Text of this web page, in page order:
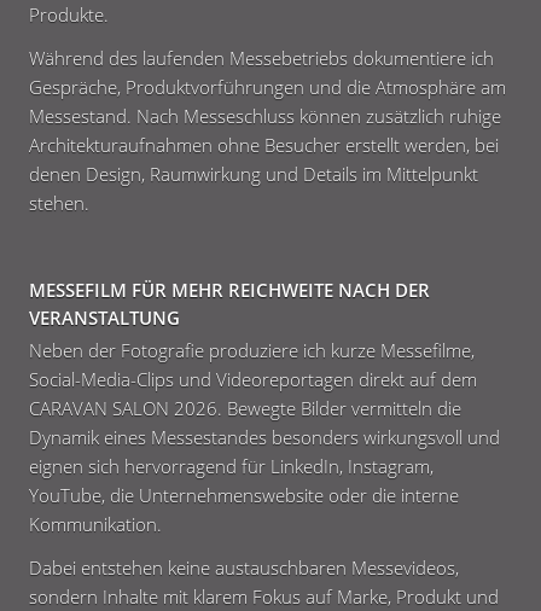
Produkte.
Während des laufenden Messebetriebs dokumentiere ich
Gespräche, Produktvorführungen und die Atmosphäre am
Messestand. Nach Messeschluss können zusätzlich ruhige
Architekturaufnahmen ohne Besucher erstellt werden, bei
denen Design, Raumwirkung und Details im Mittelpunkt
stehen.
MESSEFILM FÜR MEHR REICHWEITE NACH DER
VERANSTALTUNG
Neben der Fotografie produziere ich kurze Messefilme,
Social-Media-Clips und Videoreportagen direkt auf dem
CARAVAN SALON 2026. Bewegte Bilder vermitteln die
Dynamik eines Messestandes besonders wirkungsvoll und
eignen sich hervorragend für LinkedIn, Instagram,
YouTube, die Unternehmenswebsite oder die interne
Kommunikation.
Dabei entstehen keine austauschbaren Messevideos,
sondern Inhalte mit klarem Fokus auf Marke, Produkt und